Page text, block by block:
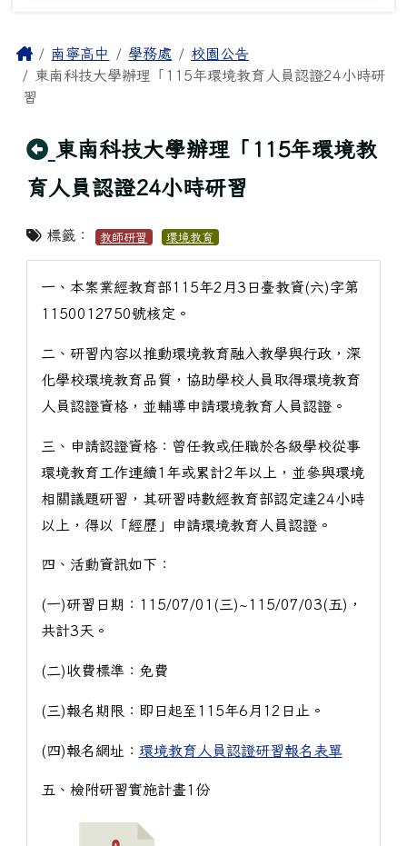
主內容區域
Home南寧高中 學務處
校園公告
東南科技大學辦理「115年環境教育人員認證24小時研
習
回上頁
東南科技大學辦理「115年環境教
育人員認證24小時研習
標籤： 教師研習 環境教育
一、本案業經教育部115年2月3日臺教資(六)字第
1150012750號核定。
二、研習內容以推動環境教育融入教學與行政，深
化學校環境教育品質，協助學校人員取得環境教育
人員認證資格，並輔導申請環境教育人員認證。
三、申請認證資格：曾任教或任職於各級學校從事
環境教育工作連續1年或累計2年以上，並參與環境
相關議題研習，其研習時數經教育部認定達24小時
以上，得以「經歷」申請環境教育人員認證。
四、活動資訊如下：
(一)研習日期：115/07/01(三)~115/07/03(五)，
共計3天。
(二)收費標準：免費
(三)報名期限：即日起至115年6月12日止。
(四)報名網址： 環境教育人員認證研習報名表單
五、檢附研習實施計畫1份